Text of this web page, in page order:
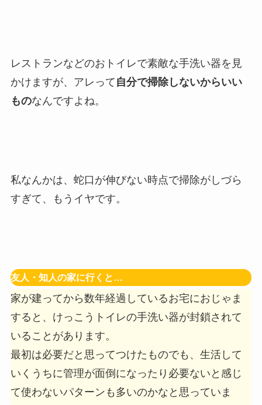
レストランなどのおトイレで素敵な手洗い器を見
かけますが、アレって 自分で掃除しないからいい
ものなんですよね。
私なんかは、 蛇口が伸びない時点で掃除がしづら
すぎて、もうイヤです。
友人・知人の家に行くと…
家が建ってから数年経過しているお宅におじゃま
すると、けっこう トイレの手洗い器が封鎖されて
いることがあります。
最初は必要だと思ってつけたものでも、 生活して
いくうちに管理が面倒になったり必要ないと感じ
て使わないパターンも多いのかなと思っていま